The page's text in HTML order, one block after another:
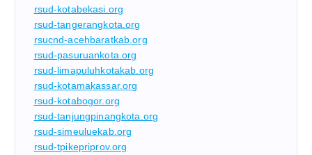
rsud-kotabekasi.org
rsud-tangerangkota.org
rsucnd-acehbaratkab.org
rsud-pasuruankota.org
rsud-limapuluhkotakab.org
rsud-kotamakassar.org
rsud-kotabogor.org
rsud-tanjungpinangkota.org
rsud-simeuluekab.org
rsud-tpikepriprov.org